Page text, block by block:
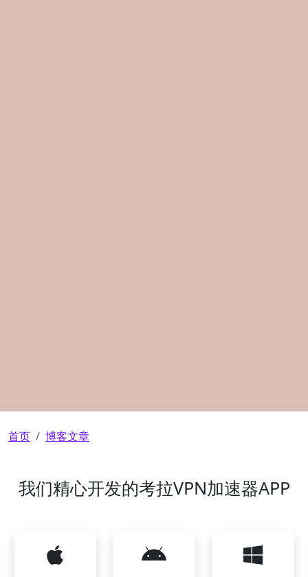
面包屑
首页 博客文章
我们精心开发的考拉VPN加速器APP